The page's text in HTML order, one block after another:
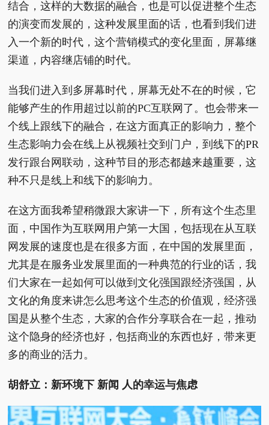
结合，这样的大数据的融合，也是可以促进整个生态
的演变而发展的，这种发展里面的话，也看到我们进
入一个新的时代，这个营销模式的变化里面，屏幕继
渠道，内容继店铺的时代。
当我们进入到多屏幕时代，屏幕无处不在的时候，它
能够产生的作用超过以前的PC互联网了。也会带来一
个线上跟线下的融合，在这方面真正的影响力，整个
生态影响力会在线上从视频社交到门户，到线下的PR
发行跟台网联动，这种节目的形态都越来越重要，这
种不只是线上和线下的影响力。
在这方面我希望稍微跟大家讲一下，所有这个生态里
面，中国作为互联网用户第一大国，包括现在从互联
网发展的速度也是在很多方面，在中国的发展里面，
尤其是在服务业发展里面的一种典范的行业的话，我
们大家在一起如何可以做到文化强国跟经济强国，从
文化的角度来讲怎么思考这个生态的价值观，经济强
国是从整个生态，大家的合作分享联合在一起，推动
这个隐身的经济也好，包括商业的东西也好，带来更
多的商业的活力。
胡舒立：新环境下 新闻 人的幸运与焦虑